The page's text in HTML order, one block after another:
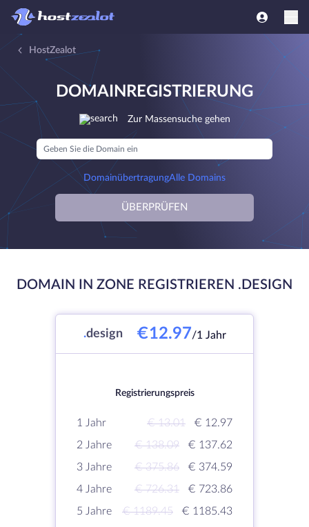
HostZealot
DOMAINREGISTRIERUNG
Zur Massensuche gehen
DomainübertragungAlle Domains
ÜBERPRÜFEN
DOMAIN IN ZONE REGISTRIEREN .DESIGN
.design €12.97/1 Jahr
Registrierungspreis
1 Jahr € 13.01
€ 12.97
2 Jahre
€ 138.09
€ 137.62
3 Jahre
€ 375.86
€ 374.59
4 Jahre
€ 726.31
€ 723.86
5 Jahre
€ 1189.45
€ 1185.43